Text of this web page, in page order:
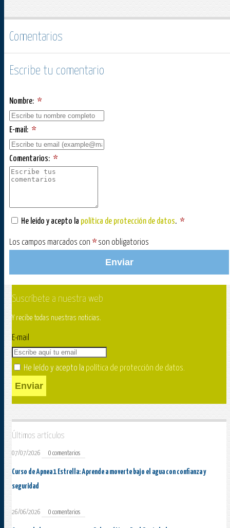
Comentarios
Escribe tu comentario
Nombre: *
E-mail: *
Comentarios: *
He leído y acepto la política de protección de datos. *
Los campos marcados con * son obligatorios
Enviar
Suscríbete a nuestra web
Y recibe todas nuestras noticias.
E-mail
He leído y acepto la política de protección de datos.
Enviar
Últimos artículos
07/07/2026 0 comentarios
Curso de Apnea 1 Estrella: Aprende a moverte bajo el agua con confianza y
seguridad
26/06/2026 0 comentarios